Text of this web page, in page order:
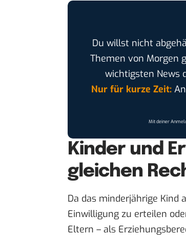
Du willst nicht
Themen von Morgen
wichtigsten News
Nur für kurze Zeit:
Mit deiner
Kinder und
gleichen
Da das minderjährige Kind
Einwilligung zu erteilen
Eltern – als